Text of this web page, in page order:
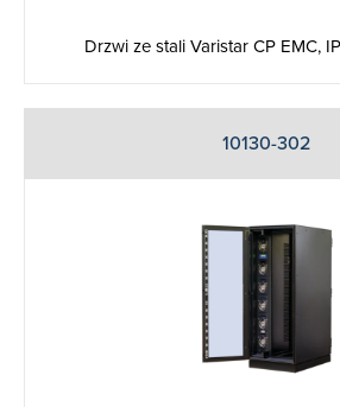
Drzwi ze stali Varistar CP EMC,
10130-302